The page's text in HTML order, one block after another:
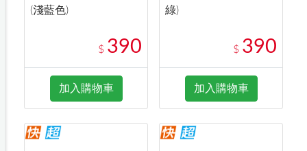
(淺藍色)
$ 390
加入購物車
綠)
$ 390
加入購物車